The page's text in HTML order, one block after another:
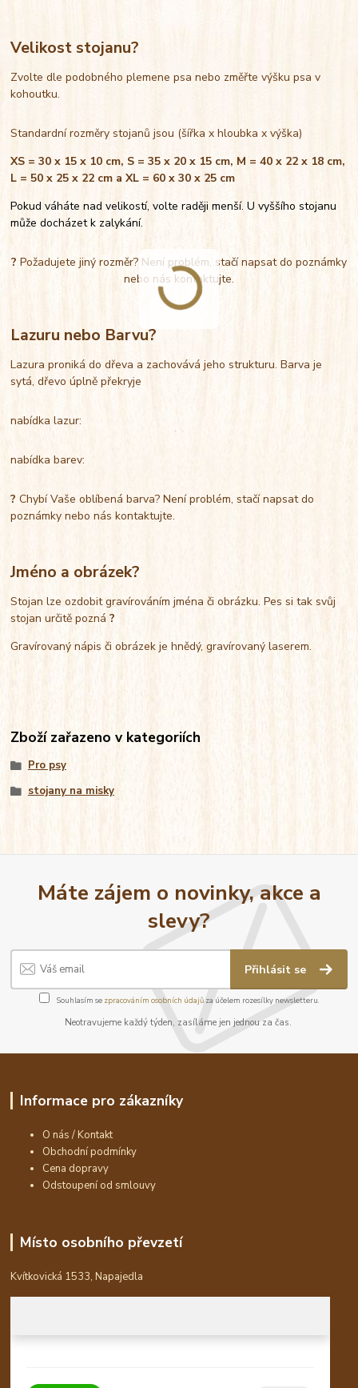
Velikost stojanu?
Zvolte dle podobného plemene psa nebo změřte výšku psa v
kohoutku.
Standardní rozměry stojanů jsou (šířka x hloubka x výška)
XS = 30 x 15 x 10 cm, S = 35 x 20 x 15 cm, M = 40 x 22 x 18 cm,
L = 50 x 25 x 22 cm a XL = 60 x 30 x 25 cm
Pokud váháte nad velikostí, volte raději menší. U vyššího stojanu
může docházet k zalykání.
? Požadujete jiný rozměr? Není problém, stačí napsat do poznámky
nebo nás kontaktujte.
Lazuru nebo Barvu?
Lazura proniká do dřeva a zachovává jeho strukturu. Barva je
sytá, dřevo úplně překryje
nabídka lazur:
nabídka barev:
?Chybí Vaše oblíbená barva? Není problém, stačí napsat do
poznámky nebo nás kontaktujte.
Jméno a obrázek?
Stojan lze ozdobit gravírováním jména či obrázku. Pes si tak svůj
stojan určitě pozná?
Gravírovaný nápis či obrázek je hnědý, gravírovaný laserem.
Zboží zařazeno v kategoriích
Pro psy
stojany na misky
Máte zájem o novinky, akce a
slevy?
Přihlásit se
Souhlasím se zpracováním osobních údajůza účelem rozesílky newsletteru.
Neotravujeme každý týden, zasíláme jen jednou za čas.
Informace pro zákazníky
O nás / Kontakt
Obchodní podmínky
Cena dopravy
Odstoupení od smlouvy
Místo osobního převzetí
Kvítkovická 1533, Napajedla